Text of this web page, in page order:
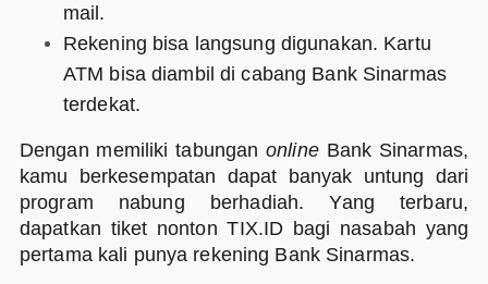
mail.
Rekening bisa langsung digunakan. Kartu
ATM bisa diambil di cabang Bank Sinarmas
terdekat.
Dengan memiliki tabunganonlineBank Sinarmas,
kamu berkesempatan dapat banyak untung dari
program nabung berhadiah. Yang terbaru,
dapatkan tiket nonton TIX.ID bagi nasabah yang
pertama kali punya rekening Bank Sinarmas.